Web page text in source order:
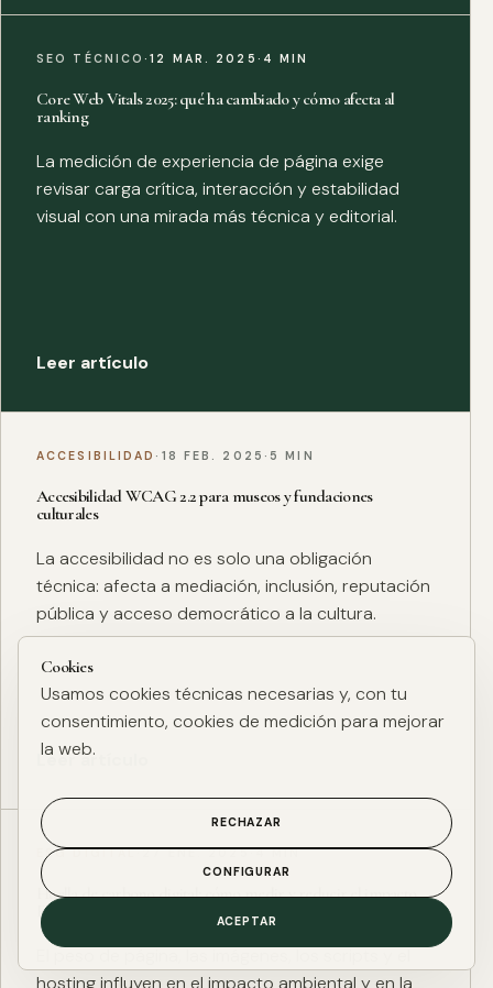
SEO TÉCNICO·12 MAR. 2025 · 4 MIN
Core Web Vitals 2025: qué ha cambiado y cómo afecta al
ranking
La medición de experiencia de página exige
revisar carga crítica, interacción y estabilidad
visual con una mirada más técnica y editorial.
Leer artículo
ACCESIBILIDAD · 18 FEB. 2025 · 5 MIN
Accesibilidad WCAG 2.2 para museos y fundaciones
culturales
La accesibilidad no es solo una obligación
técnica: afecta a mediación, inclusión, reputación
pública y acceso democrático a la cultura.
Leer artículo
ESG DIGITAL·27 ENE. 2025·4 MIN
Huella de carbono digital: cómo medir y reducir el impacto
ESG de una web
El peso de página, las imágenes, los scripts y el
hosting influyen en el impacto ambiental y en la
Cookies
Usamos cookies técnicas necesarias y, con tu
consentimiento, cookies de medición para mejorar
la web.
RECHAZAR
CONFIGURAR
ACEPTAR